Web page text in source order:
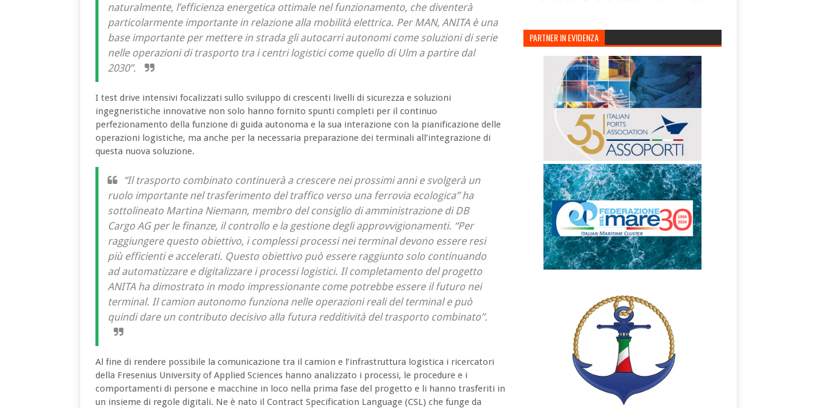
naturalmente, l’efficienza energetica ottimale nel funzionamento, che diventerà
particolarmente importante in relazione alla mobilità elettrica. Per MAN, ANITA è una
base importante per mettere in strada gli autocarri autonomi come soluzioni di serie
nelle operazioni di trasporto tra i centri logistici come quello di Ulm a partire dal
2030”.
I test drive intensivi focalizzati sullo sviluppo di crescenti livelli di sicurezza e soluzioni
ingegneristiche innovative non solo hanno fornito spunti completi per il continuo
perfezionamento della funzione di guida autonoma e la sua interazione con la pianificazione delle
operazioni logistiche, ma anche per la necessaria preparazione dei terminali all’integrazione di
questa nuova soluzione.
“Il trasporto combinato continuerà a crescere nei prossimi anni e svolgerà un
ruolo importante nel trasferimento del traffico verso una ferrovia ecologica” ha
sottolineato Martina Niemann, membro del consiglio di amministrazione di DB
Cargo AG per le finanze, il controllo e la gestione degli approvvigionamenti. “Per
raggiungere questo obiettivo, i complessi processi nei terminal devono essere resi
più efficienti e accelerati. Questo obiettivo può essere raggiunto solo continuando
ad automatizzare e digitalizzare i processi logistici. Il completamento del progetto
ANITA ha dimostrato in modo impressionante come potrebbe essere il futuro nei
terminal. Il camion autonomo funziona nelle operazioni reali del terminal e può
quindi dare un contributo decisivo alla futura redditività del trasporto combinato”.
Al fine di rendere possibile la comunicazione tra il camion e l’infrastruttura logistica i ricercatori
della Fresenius University of Applied Sciences hanno analizzato i processi, le procedure e i
comportamenti di persone e macchine in loco nella prima fase del progetto e li hanno trasferiti in
un insieme di regole digitali. Ne è nato il Contract Specification Language (CSL) che funge da
PARTNER IN EVIDENZA